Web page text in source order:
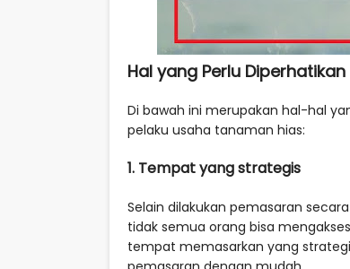
Hal yang Perlu
Di bawah ini merupakan hal-hal
pelaku usaha tanaman hias:
1. Tempat yang strategis
Selain dilakukan pemasaran
tidak semua orang bisa
tempat memasarkan yang